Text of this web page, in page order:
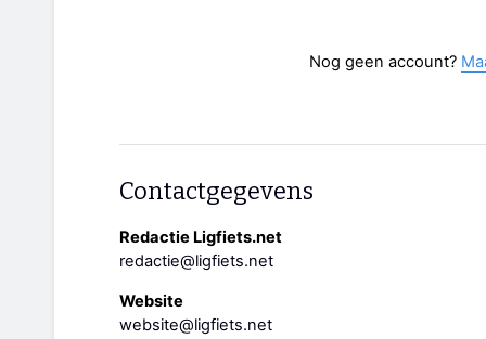
Nog geen account?
Contactgegevens
Redactie Ligfiets.net
redactie@ligfiets.net
Website
website@ligfiets.net